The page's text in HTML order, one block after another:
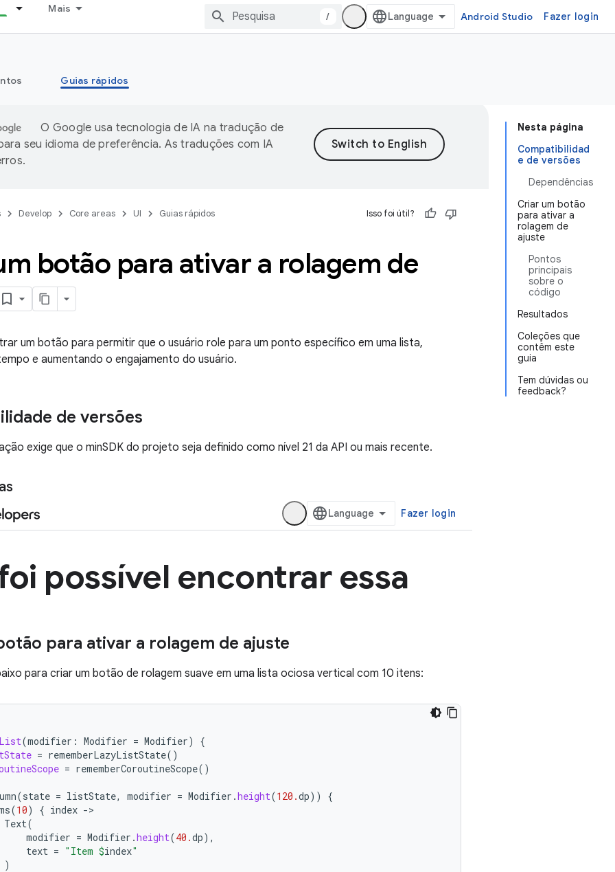
Mais
/ Android Studio Fazer login
Guias rápidos
Nesta página
Compatibilidad
e de versões
Dependências
Criar um botão
para ativar a
rolagem de
ajuste
Pontos
principais
sobre o
código
Resultados
Coleções que
contêm este
guia
Tem dúvidas ou
feedback?
O Google usa tecnologia de IA na tradução de
seu idioma de preferência. As traduções com IA
Develop Core areas UI Guias rápidos Isso foi útil?
botão para ativar a rolagem de
um botão para permitir que o usuário role para um ponto específico em uma lista,
e aumentando o engajamento do usuário.
de versões
exige que o minSDK do projeto seja definido como nível 21 da API ou mais recente.
para ativar a rolagem de ajuste
para criar um botão de rolagem suave em uma lista ociosa vertical com 10 itens:
(modifier : Modifier = Modifier)
{
= rememberLazyListState()
= rememberCoroutineScope()
(state = listState, modifier = Modifier .height(120.dp))
{
(10) { index -
Text(
modifier = Modifier .height(40.dp),
text = "Item $index"
)